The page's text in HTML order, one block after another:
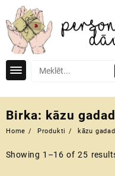
to
content
Birka: kāzu
Home Produkti kāzu
Showing 1–16 of 25